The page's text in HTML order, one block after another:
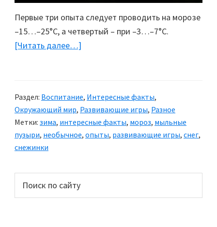
Первые три опыта следует проводить на морозе
–15…–25°C, а четвертый – при –3…–7°C.
[Читать далее…]
морозе
Раздел: Воспитание, Интересные факты,
Окружающий мир, Развивающие игры, Разное
Метки: зима, интересные факты, мороз, мыльные
пузыри, необычное, опыты, развивающие игры, снег,
снежинки
Основной
сайдбар